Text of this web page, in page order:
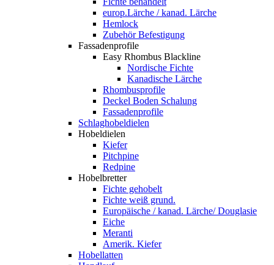
europ.Lärche / kanad. Lärche
Hemlock
Zubehör Befestigung
Fassadenprofile
Easy Rhombus Blackline
Nordische Fichte
Kanadische Lärche
Rhombusprofile
Deckel Boden Schalung
Fassadenprofile
Schlaghobeldielen
Hobeldielen
Kiefer
Pitchpine
Redpine
Hobelbretter
Fichte gehobelt
Fichte weiß grund.
Europäische / kanad. Lärche/ Douglasie
Eiche
Meranti
Amerik. Kiefer
Hobellatten